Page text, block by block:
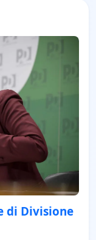
di Divisione